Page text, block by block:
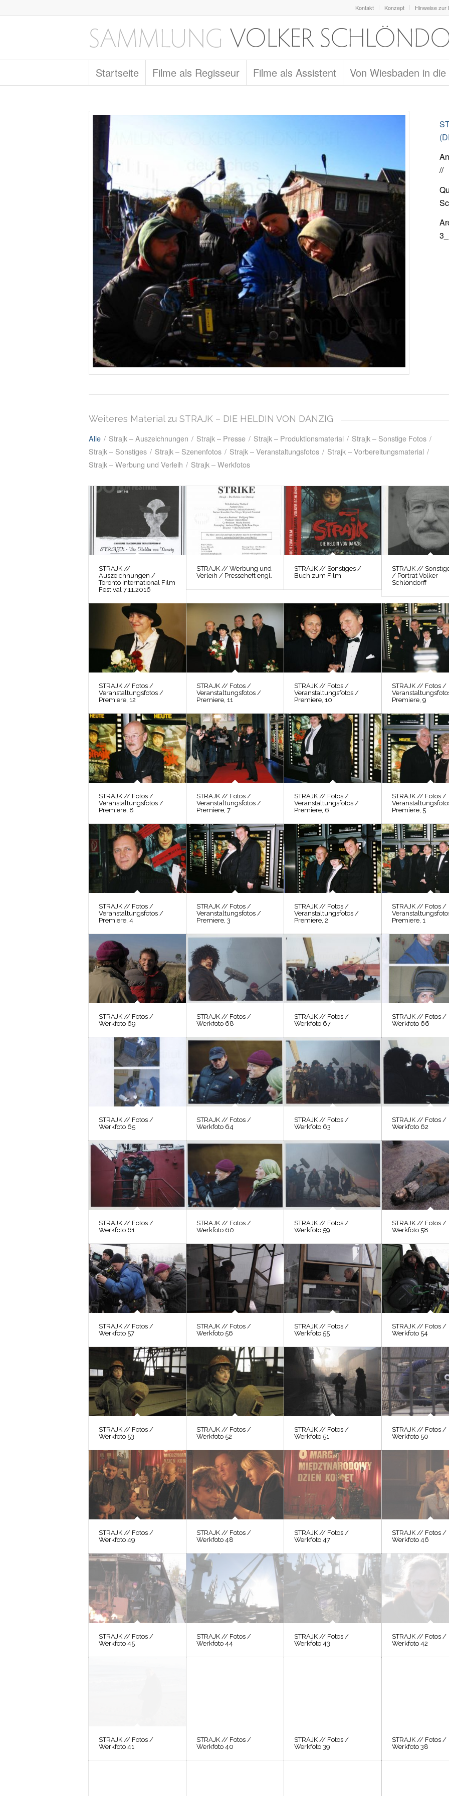
Kontakt Konzept Hinweise zur
Startseite Filme als Regisseur Filme als Assistent Von Wiesbaden in die
//
Weiteres Material zu STRAJK – DIE HELDIN VON DANZIG
Alle / Strajk – Auszeichnungen / Strajk – Presse / Strajk – Produktionsmaterial / Strajk – Sonstige Fotos /
Strajk – Sonstiges / Strajk – Szenenfotos / Strajk – Veranstaltungsfotos / Strajk – Vorbereitungsmaterial /
Strajk – Werbung und Verleih / Strajk – Werkfotos
STRAJK //
Auszeichnungen /
Toronto International Film
Festival 7.11.2016
STRAJK // Werbung und
Verleih / Presseheft engl.
STRAJK // Sonstiges /
Buch zum Film
STRAJK //
/ Porträt Volker
Schlöndorff
STRAJK // Fotos /
Veranstaltungsfotos /
Premiere, 12
STRAJK // Fotos /
Veranstaltungsfotos /
Premiere, 11
STRAJK // Fotos /
Veranstaltungsfotos /
Premiere, 10
STRAJK // Fotos /
Premiere, 9
STRAJK // Fotos /
Veranstaltungsfotos /
Premiere, 8
STRAJK // Fotos /
Veranstaltungsfotos /
Premiere, 7
STRAJK // Fotos /
Veranstaltungsfotos /
Premiere, 6
STRAJK // Fotos /
Premiere, 5
STRAJK // Fotos /
Veranstaltungsfotos /
Premiere, 4
STRAJK // Fotos /
Veranstaltungsfotos /
Premiere, 3
STRAJK // Fotos /
Veranstaltungsfotos /
Premiere, 2
STRAJK // Fotos /
Premiere, 1
STRAJK // Fotos /
Werkfoto 69
STRAJK // Fotos /
Werkfoto 68
STRAJK // Fotos /
Werkfoto 67
STRAJK // Fotos /
Werkfoto 66
STRAJK // Fotos /
Werkfoto 65
STRAJK // Fotos /
Werkfoto 64
STRAJK // Fotos /
Werkfoto 63
STRAJK // Fotos /
Werkfoto 62
STRAJK // Fotos /
Werkfoto 61
STRAJK // Fotos /
Werkfoto 60
STRAJK // Fotos /
Werkfoto 59
STRAJK // Fotos /
Werkfoto 58
STRAJK // Fotos /
Werkfoto 57
STRAJK // Fotos /
Werkfoto 56
STRAJK // Fotos /
Werkfoto 55
STRAJK // Fotos /
Werkfoto 54
STRAJK // Fotos /
Werkfoto 53
STRAJK // Fotos /
Werkfoto 52
STRAJK // Fotos /
Werkfoto 51
STRAJK // Fotos /
Werkfoto 50
STRAJK // Fotos /
Werkfoto 49
STRAJK // Fotos /
Werkfoto 48
STRAJK // Fotos /
Werkfoto 47
STRAJK // Fotos /
Werkfoto 46
STRAJK // Fotos /
Werkfoto 45
STRAJK // Fotos /
Werkfoto 44
STRAJK // Fotos /
Werkfoto 43
STRAJK // Fotos /
Werkfoto 42
STRAJK // Fotos /
Werkfoto 41
STRAJK // Fotos /
Werkfoto 40
STRAJK // Fotos /
Werkfoto 39
STRAJK // Fotos /
Werkfoto 38